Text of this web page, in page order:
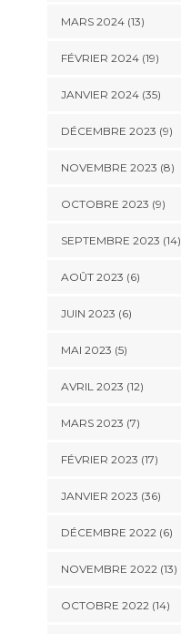
MARS 2024 (13)
FÉVRIER 2024 (19)
JANVIER 2024 (35)
DÉCEMBRE 2023 (9)
NOVEMBRE 2023 (8)
OCTOBRE 2023 (9)
SEPTEMBRE 2023 (14)
AOÛT 2023 (6)
JUIN 2023 (6)
MAI 2023 (5)
AVRIL 2023 (12)
MARS 2023 (7)
FÉVRIER 2023 (17)
JANVIER 2023 (36)
DÉCEMBRE 2022 (6)
NOVEMBRE 2022 (13)
OCTOBRE 2022 (14)